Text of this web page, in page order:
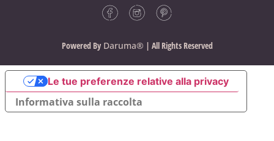
Powered ByDaruma® | All Rights Reserved
Informativa sulla raccolta
Le tue preferenze relative alla privacy